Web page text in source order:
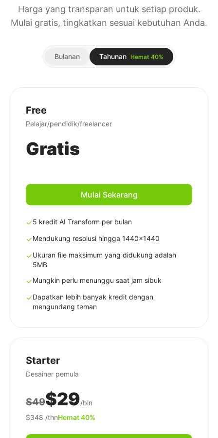
Harga yang transparan untuk setiap produk.
Mulai gratis, tingkatkan sesuai kebutuhan Anda.
Bulanan Tahunan Hemat 40%
Free
Pelajar/pendidik/freelancer
Gratis
Mulai Sekarang
5 kredit AI Transform per bulan
Mendukung resolusi hingga 1440x1440
Ukuran file maksimum yang didukung adalah
5MB
Mungkin perlu menunggu saat jam sibuk
Dapatkan lebih banyak kredit dengan
mengundang teman
Starter
Desainer pemula
$49$29/bln
$348 /thnHemat 40%